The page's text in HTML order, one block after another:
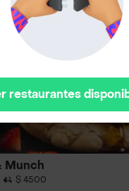
Munch
$ 4500
restaurantes